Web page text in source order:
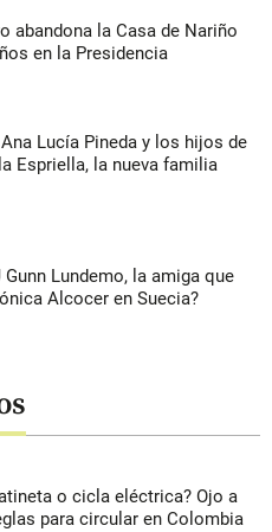
abandona la Casa de Nariño
en la Presidencia
Lucía Pineda y los hijos de
Espriella, la nueva familia
Gunn Lundemo, la amiga que
Alcocer en Suecia?
o cicla eléctrica? Ojo a
para circular en Colombia